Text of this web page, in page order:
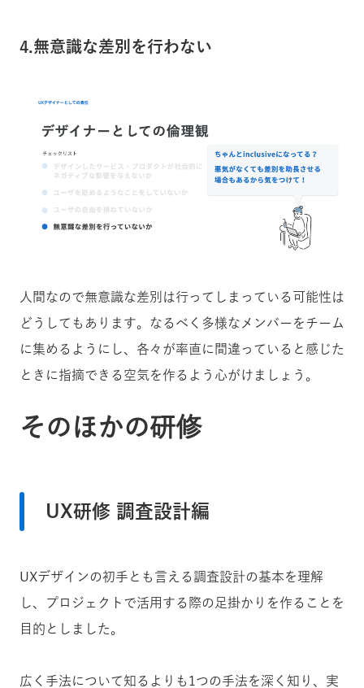
4.無意識な差別を行わない
人間なので無意識な差別は行ってしまっている可能性は
どうしてもあります。なるべく多様なメンバーをチーム
に集めるようにし、各々が率直に間違っていると感じた
ときに指摘できる空気を作るよう心がけましょう。
そのほかの研修
UX研修 調査設計編
UXデザインの初手とも言える調査設計の基本を理解
し、プロジェクトで活用する際の足掛かりを作ることを
目的としました。
広く手法について知るよりも1つの手法を深く知り、実